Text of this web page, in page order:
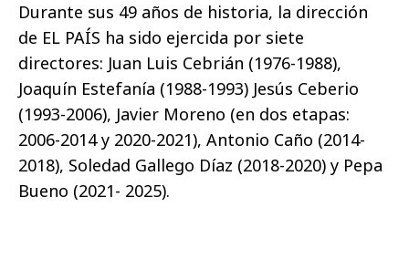
Durante sus 49 años de historia, la dirección
de EL PAÍS ha sido ejercida por siete
directores: Juan Luis Cebrián (1976-1988),
Joaquín Estefanía (1988-1993) Jesús Ceberio
(1993-2006), Javier Moreno (en dos etapas:
2006-2014 y 2020-2021), Antonio Caño (2014-
2018), Soledad Gallego Díaz (2018-2020) y Pepa
Bueno (2021- 2025).